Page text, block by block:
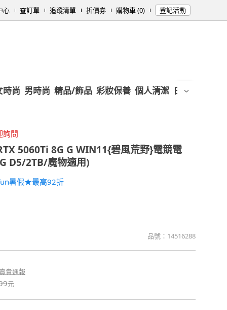
心 查訂單 追蹤清單 折價券 購物車 (0) 登記活動
時尚 男時尚 精品/飾品 彩妝保養 個人清潔 日用/紙品
詢問
5060Ti 8G G WIN11{碧風荒野}電競電
D5/2TB/魔物適用)
暑假★最高92折
品號： 14516288
貴通報
元